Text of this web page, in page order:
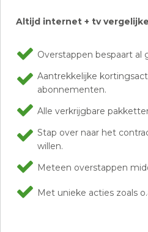
Altijd internet + tv
Overstappen bespaart al
Aantrekkelijke
abonnementen.
Alle verkrijgbare
Stap over naar het
willen.
Meteen overstappen
Met unieke acties zoals